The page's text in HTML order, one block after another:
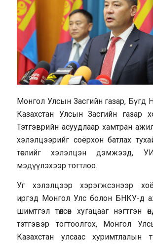
Монгол Улсын Засгийн газар, Бүгд
Казахстан Улсын Засгийн газар
Тэтгэврийн асуудлаар хамтран
хэлэлцээрийг соёрхон батлах
төслийг хэлэлцэн дэмжээд,
мэдүүлэхээр тогтлоо.
Уг хэлэлцээр хэрэгжсэнээр
иргэд Монгол Улс болон БНКУ-д
шимтгэл төлсөн хугацааг нэгтгэн
тэтгэвэр тогтоолгох, Монгол
Казахстан улсаас хуримтлалын